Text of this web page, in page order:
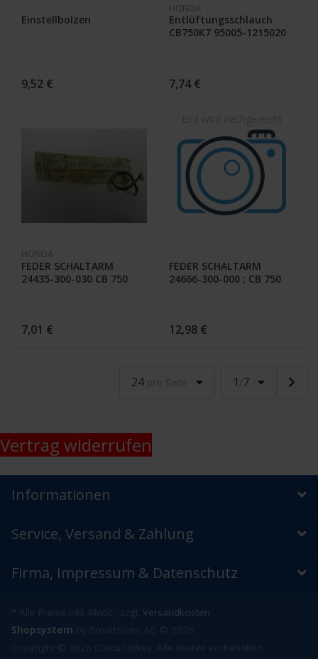
Einstellbolzen
9,52 €
HONDA
Entlüftungsschlauch
CB750K7 95005-1215020
7,74 €
HONDA
FEDER SCHALTARM
24435-300-030 CB 750
7,01 €
FEDER SCHALTARM
24666-300-000 ; CB 750
12,98 €
24 pro Seite 1 /7
Vertrag widerrufen
Informationen
Service, Versand & Zahlung
Firma, Impressum & Datenschutz
* Alle Preise inkl. MwSt., zzgl. Versandkosten
Shopsystem by SmartStore AG © 2026
Copyright © 2026 Classic-Bikes. Alle Rechte vorbehalten.